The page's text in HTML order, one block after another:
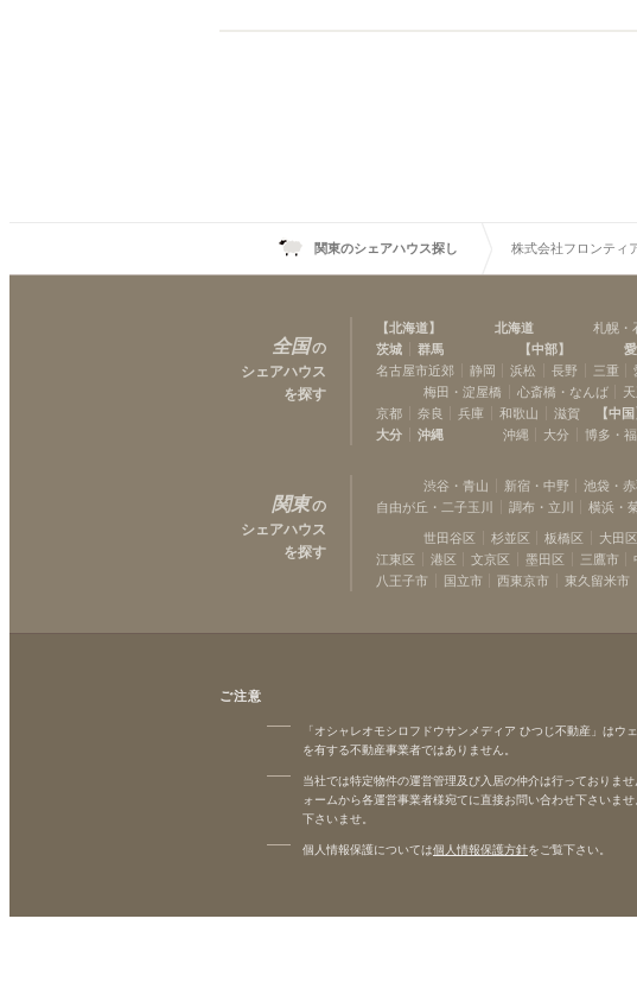
関東のシェアハウス探し 株式会社フロンティ
全国の
シェアハウス
を探す
【北海道】 北海道 札幌・
茨城
群馬 【中部】
名古屋市近郊
静岡 浜松 長野 三重
梅田・淀屋橋
心斎橋・なんば
京都
奈良 兵庫 和歌山 滋賀 【中国
大分
沖縄 沖縄 大分 博多・
関東の
シェアハウス
を探す
渋谷・青山 新宿・中野 池袋・赤
自由が丘・二子玉川
調布・立川 横浜・
世田谷区 杉並区 板橋区 大田区
江東区
港区 文京区 墨田区 三鷹市
八王子市
国立市 西東京市 東久留米市
ご注意
「オシャレオモシロフドウサンメディア ひつじ不動産」は
を有する不動産事業者ではありません。
当社では特定物件の運営管理及び入居の仲介は行っておりま
ォームから各運営事業者様宛てに直接お問い合わせ下さいま
下さいませ。
個人情報保護については個人情報保護方針をご覧下さい。